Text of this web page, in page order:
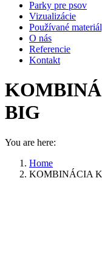
Parky pre psov
Vizualizácie
Používané
O nás
Referencie
Kontakt
BIG
You are here:
Home
KOMBINÁCIA